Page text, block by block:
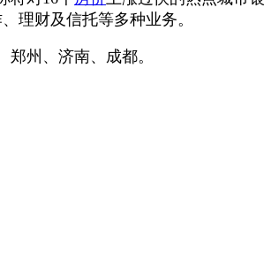
理财及信托等多种业务。
州、济南、成都。